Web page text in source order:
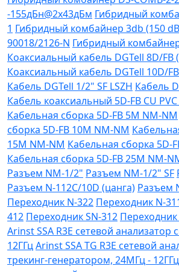
-155дБн@2x43дБм Гибридный
1 Гибридный комбайнер 3db (150
90018/2126-N Гибридный
Коаксиальный кабель DGTell 8D/FB
Коаксиальный кабель DGTell 10D/FB
Кабель DGTell 1/2" SF LSZH Кабель
Кабель коаксиальный 5D-FB CU
Кабельная сборка 5D-FB 5М NM-NM
сборка 5D-FB 10М NM-NM
15М NM-NM Кабельная сборка 5D-
Кабельная сборка 5D-FB 25М NM-
Разъем NM-1/2" Разъем NM-1/2" SF
Разъем N-112C/10D (цанга) Разъем
Переходник N-322 Переходник N-
412 Переходник SN-312 Переходник
Arinst SSA R3Е сетевой анализатор
12ГГцArinst SSA TG R3Е сетевой
трекинг-генератором, 24МГц - 12ГГц